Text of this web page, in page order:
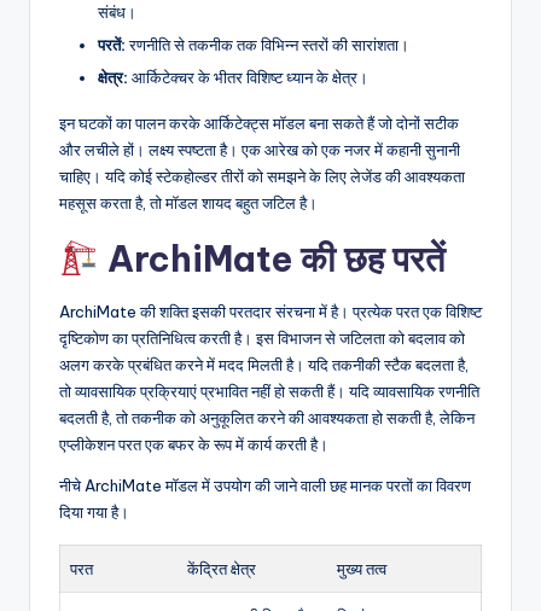
संबंध।
परतें:रणनीति से तकनीक तक विभिन्न स्तरों की सारांशता।
क्षेत्र: आर्किटेक्चर के भीतर विशिष्ट ध्यान के क्षेत्र।
इन घटकों का पालन करके आर्किटेक्ट्स मॉडल बना सकते हैं जो दोनों सटीक
और लचीले हों। लक्ष्य स्पष्टता है। एक आरेख को एक नजर में कहानी सुनानी
चाहिए। यदि कोई स्टेकहोल्डर तीरों को समझने के लिए लेजेंड की आवश्यकता
महसूस करता है, तो मॉडल शायद बहुत जटिल है।
ArchiMate की छह परतें
ArchiMate की शक्ति इसकी परतदार संरचना में है। प्रत्येक परत एक विशिष्ट
दृष्टिकोण का प्रतिनिधित्व करती है। इस विभाजन से जटिलता को बदलाव को
अलग करके प्रबंधित करने में मदद मिलती है। यदि तकनीकी स्टैक बदलता है,
तो व्यावसायिक प्रक्रियाएं प्रभावित नहीं हो सकती हैं। यदि व्यावसायिक रणनीति
बदलती है, तो तकनीक को अनुकूलित करने की आवश्यकता हो सकती है, लेकिन
एप्लीकेशन परत एक बफर के रूप में कार्य करती है।
नीचे ArchiMate मॉडल में उपयोग की जाने वाली छह मानक परतों का विवरण
दिया गया है।
परत केंद्रित क्षेत्र मुख्य तत्व